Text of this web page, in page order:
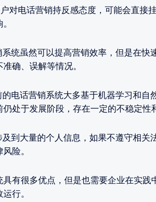
对电话营销持反感态度，可能会直接
统虽然可以提高营销效率，但是在快
确、误解等情况。
电话营销系统大多基于机器学习和自
处于发展阶段，存在一定的不稳定性
到大量的个人信息，如果不遵守相关
险。
有很多优点，但是也需要企业在实践
行。